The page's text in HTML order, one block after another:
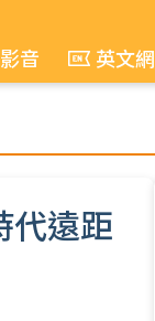
影音 英文網
遠距